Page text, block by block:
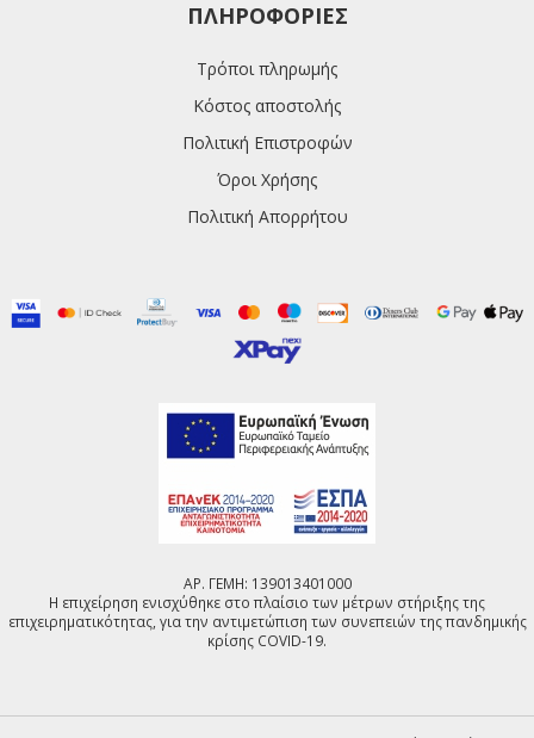
ΠΛΗΡΟΦΟΡΊΕΣ
Τρόποι πληρωμής
Κόστος αποστολής
Πολιτική Επιστροφών
Όροι Χρήσης
Πολιτική Απορρήτου
ΑΡ. ΓΕΜΗ: 139013401000
Η επιχείρηση ενισχύθηκε στο πλαίσιο των μέτρων στήριξης της
επιχειρηματικότητας, για την αντιμετώπιση των συνεπειών της πανδημικής
κρίσης COVID-19.